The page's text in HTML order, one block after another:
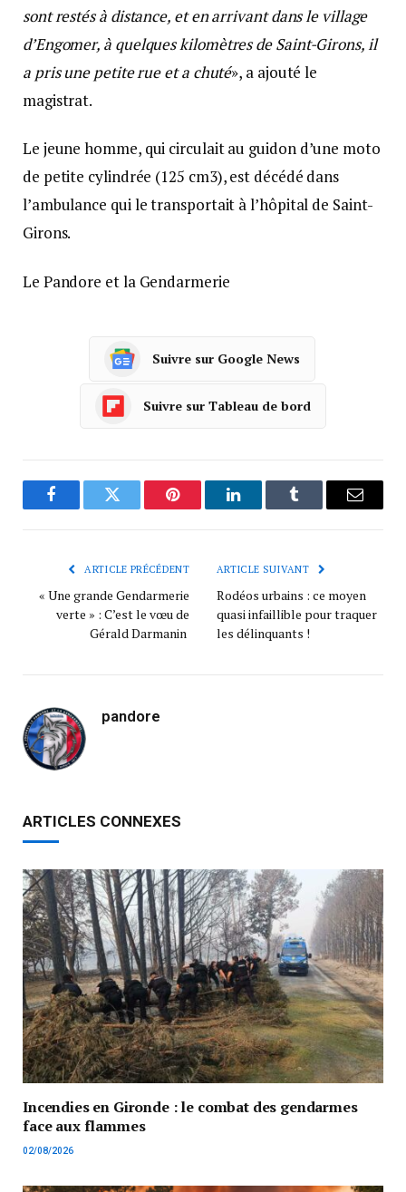
sont restés à distance, et en arrivant dans le village
d’Engomer, à quelques kilomètres de Saint-Girons, il
a pris une petite rue et a chuté», a ajouté le
magistrat.
Le jeune homme, qui circulait au guidon d’une moto
de petite cylindrée (125 cm3), est décédé dans
l’ambulance qui le transportait à l’hôpital de Saint-
Girons.
Le Pandore et la Gendarmerie
Suivre sur Google News
Suivre sur Tableau de bord
FacebookTwitter Pinterest LinkedInTumblr
ARTICLE PRÉCÉDENT
« Une grande Gendarmerie
verte » : C’est le vœu de
Gérald Darmanin
ARTICLE SUIVANT
Rodéos urbains : ce moyen
quasi infaillible pour traquer
les délinquants !
pandore
ARTICLES CONNEXES
Incendies en Gironde : le combat des gendarmes
face aux flammes
02/08/2026